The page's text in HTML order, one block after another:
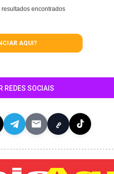
resultados encontrados
AQUI?
REDES SOCIAIS